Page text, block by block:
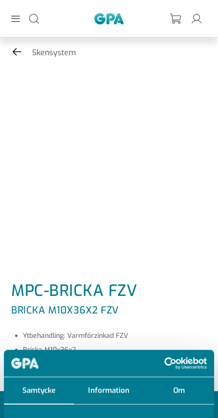
Samtycke Information Om
Skensystem
MPC-BRICKA FZV
BRICKA M10X36X2 FZV
Ytbehandling: Varmförzinkad FZV
Bricka M10x36x2
MODELLER